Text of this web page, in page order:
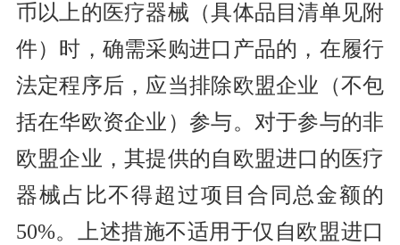
币以上的医疗器械（具体品目清单见附
件）时，确需采购进口产品的，在履行
法定程序后，应当排除欧盟企业（不包
括在华欧资企业）参与。对于参与的非
欧盟企业，其提供的自欧盟进口的医疗
器械占比不得超过项目合同总金额的
50%。上述措施不适用于仅自欧盟进口